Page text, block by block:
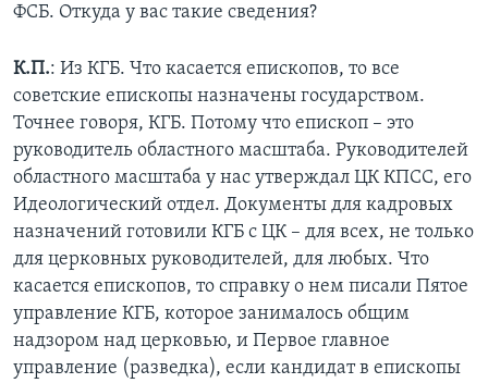
ФСБ. Откуда у вас такие сведения?
К.П.: Из КГБ. Что касается епископов, то все
советские епископы назначены государством.
Точнее говоря, КГБ. Потому что епископ – это
руководитель областного масштаба. Руководителей
областного масштаба у нас утверждал ЦК КПСС, его
Идеологический отдел. Документы для кадровых
назначений готовили КГБ с ЦК – для всех, не только
для церковных руководителей, для любых. Что
касается епископов, то справку о нем писали Пятое
управление КГБ, которое занималось общим
надзором над церковью, и Первое главное
управление (разведка), если кандидат в епископы